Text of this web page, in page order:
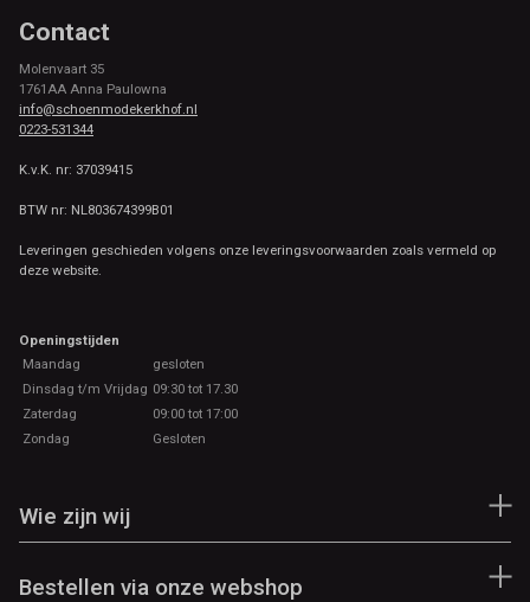
Contact
Molenvaart 35
1761AA Anna Paulowna
info@schoenmodekerkhof.nl
0223-531344
K.v.K. nr: 37039415
BTW nr: NL803674399B01
Leveringen geschieden volgens onze leveringsvoorwaarden zoals vermeld op
deze website.
Openingstijden
Maandag
gesloten
Dinsdag t/m Vrijdag 09:30 tot 17.30
Zaterdag
09:00 tot 17:00
Zondag
Gesloten
Wie zijn wij
Bestellen via onze webshop